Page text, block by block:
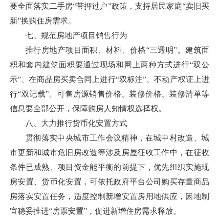
要全面落实二手房“带押过户”政策，支持居民家庭“卖旧买
新”换购住房需求。
七、规范房地产项目销售行为
推行房地产项目面积、材料、价格“三透明”。建筑面
积和套内建筑面积要通过现场和网上两种方式进行“双公
示”、在商品房买卖合同上进行“双标注”、不动产权证上进
行“双记载”。可售房源销售价格、装修价格、装修清单等
信息要全部公开，保障购房人知情权选择权。
八、大力推行货币化安置方式
贯彻落实中央城市工作会议精神，在城中村改造、城
市更新和城市危旧房改造等涉及房屋征收工作中，在征收
条件已成熟、项目资金能平衡的前提下，优先组织实施现
房安置、货币化安置，可依托政府平台公司购买存量商品
房落实安置任务，适度控制新增安置房用地供应，因地制
宜稳妥推进“房票安置”，促进新增住房需求释放。